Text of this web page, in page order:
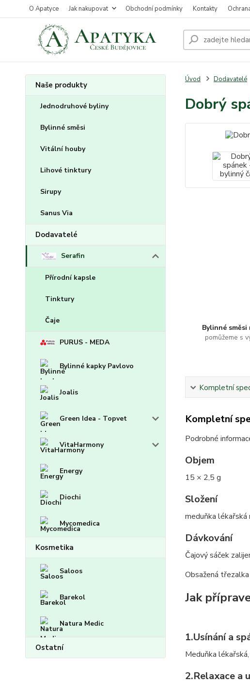
O Apatyce Jak nakupovat Obchodní podmínky Kontakty
Naše produkty
Jednodruhové byliny
Bylinné směsi
Vitální houby
Lihové tinktury
Sirupy
Sanus Via
Dodavatelé
Serafin
Přírodní kapsle
Tinktury
Čaje
PURUS - MEDA
Bylinné kapky Pavlovo
Joalis
Green Idea - Topvet
VitaHarmony
Energy
Diochi
Mycomedica
Kosmetika
Saloos
Barekol
Natura Medic
Ostatní
Úvod Dodavatelé
Dobrý
Bylinné směsi
pomůžeme s
Kompletní
Kompletní
Podrobné
Objem
15 × 2,5 g
Složení
meduňka
Dávkování
Čajový sáček
Obsažená
Jak
1.Usínání a
Meduňka
2.Relaxace a